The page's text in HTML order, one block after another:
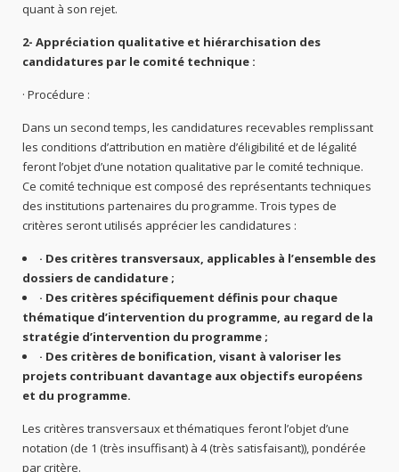
quant à son rejet.
2- Appréciation qualitative et hiérarchisation des
candidatures par le comité technique :
· Procédure :
Dans un second temps, les candidatures recevables remplissant
les conditions d’attribution en matière d’éligibilité et de légalité
feront l’objet d’une notation qualitative par le comité technique.
Ce comité technique est composé des représentants techniques
des institutions partenaires du programme. Trois types de
critères seront utilisés apprécier les candidatures :
· Des critères transversaux, applicables à l’ensemble des
dossiers de candidature ;
· Des critères spécifiquement définis pour chaque
thématique d’intervention du programme, au regard de la
stratégie d’intervention du programme ;
· Des critères de bonification, visant à valoriser les
projets contribuant davantage aux objectifs européens
et du programme.
Les critères transversaux et thématiques feront l’objet d’une
notation (de 1 (très insuffisant) à 4 (très satisfaisant)), pondérée
par critère.